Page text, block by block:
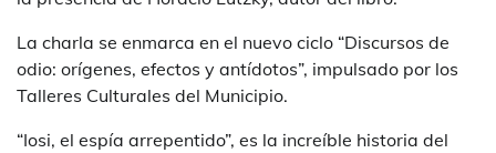
La charla se enmarca en el nuevo ciclo “Discursos de
odio: orígenes, efectos y antídotos”, impulsado por los
Talleres Culturales del Municipio.
“Iosi, el espía arrepentido”, es la increíble historia del